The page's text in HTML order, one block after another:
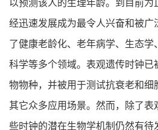
以预测该人的生理年龄。到目前
经迅速发展成为最令人兴奋和被广
了健康老龄化、老年病学、生态
科学等多个领域。表观遗传时钟已
物物种，并被用于测试抗衰老和细
其它众多应用场景。然而，除了表
些时钟的潜在生物学机制仍然有待